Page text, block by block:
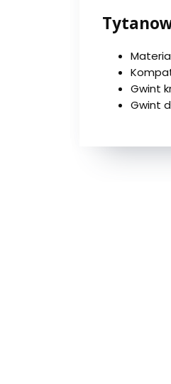
Gwint
Gwint